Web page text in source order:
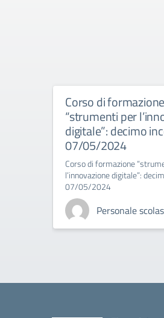
Corso di formazione
“strumenti per
digitale”: decimo
07/05/2024
Corso di formazione
l’innovazione digitale”:
07/05/2024
Personale